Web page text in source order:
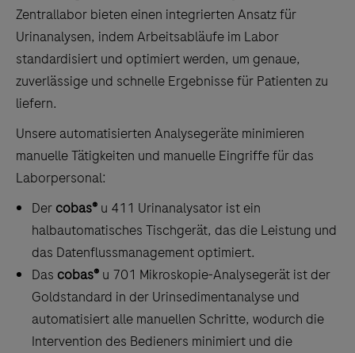
Zentrallabor bieten einen integrierten Ansatz für
Urinanalysen, indem Arbeitsabläufe im Labor
standardisiert und optimiert werden, um genaue,
zuverlässige und schnelle Ergebnisse für Patienten zu
liefern.
Unsere automatisierten Analysegeräte minimieren
manuelle Tätigkeiten und manuelle Eingriffe für das
Laborpersonal:
Der cobas® u 411 Urinanalysator ist ein
halbautomatisches Tischgerät, das die Leistung und
das Datenflussmanagement optimiert.
Das cobas® u 701 Mikroskopie-Analysegerät ist der
Goldstandard in der Urinsedimentanalyse und
automatisiert alle manuellen Schritte, wodurch die
Intervention des Bedieners minimiert und die